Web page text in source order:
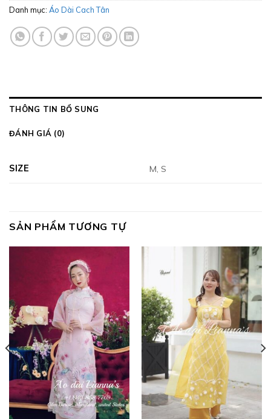
Danh mục: Áo Dài Cach Tân
THÔNG TIN BỔ SUNG
ĐÁNH GIÁ (0)
SIZE M, S
SẢN PHẨM TƯƠNG TỰ